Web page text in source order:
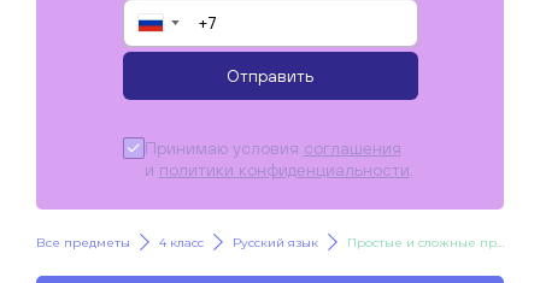
▼
Отправить
Принимаю условия соглашения
и политики конфиденциальности
Все предметы 4 класс Русский язык Простые и сложные предложения. Знаки препинания